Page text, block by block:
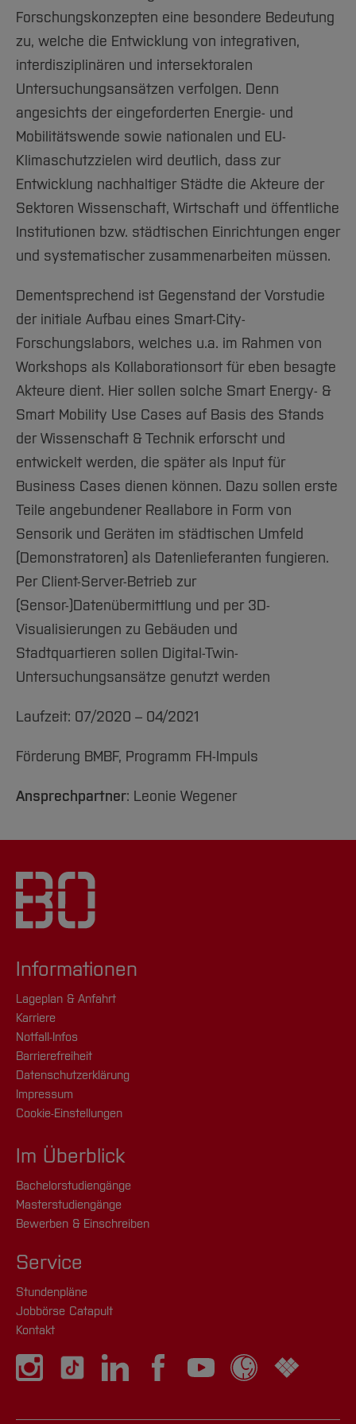
Arbeiten im FB G
Forschung und Projekte
International
Team
Service
Studiengänge
Studieninteressierte
Aktuelles
Studium
Fachgruppen
Forschung und Entwicklung
International
Team
Service
Amtliche Bekanntmachungen
Notfall-Infos
BO Shop
Familiengerechte Hochschule
Gleichstellung
Diskriminierungsfreie Hochschule
Vertretungen
Wahlen
Hochschulbibliothek
Hochschulkommunikation
International Office
Medienzentrum
qed-Stiftung
Forschungskonzepten eine besondere Bedeutung
zu, welche die Entwicklung von integrativen,
interdisziplinären und intersektoralen
Untersuchungsansätzen verfolgen. Denn
angesichts der eingeforderten Energie- und
Mobilitätswende sowie nationalen und EU-
Klimaschutzzielen wird deutlich, dass zur
Entwicklung nachhaltiger Städte die Akteure der
Sektoren Wissenschaft, Wirtschaft und öffentliche
Institutionen bzw. städtischen Einrichtungen enger
und systematischer zusammenarbeiten müssen.
Dementsprechend ist Gegenstand der Vorstudie
der initiale Aufbau eines Smart-City-
Forschungslabors, welches u.a. im Rahmen von
Workshops als Kollaborationsort für eben besagte
Akteure dient. Hier sollen solche Smart Energy- &
Smart Mobility Use Cases auf Basis des Stands
der Wissenschaft & Technik erforscht und
entwickelt werden, die später als Input für
Business Cases dienen können. Dazu sollen erste
Teile angebundener Reallabore in Form von
Sensorik und Geräten im städtischen Umfeld
(Demonstratoren) als Datenlieferanten fungieren.
Per Client-Server-Betrieb zur
(Sensor-)Datenübermittlung und per 3D-
Visualisierungen zu Gebäuden und
Stadtquartieren sollen Digital-Twin-
Untersuchungsansätze genutzt werden
Laufzeit: 07/2020 – 04/2021
Förderung BMBF, Programm FH-Impuls
Ansprechpartner: Leonie Wegener
Informationen
Lageplan & Anfahrt
Karriere
Notfall-Infos
Barrierefreiheit
Datenschutzerklärung
Impressum
Cookie-Einstellungen
Im Überblick
Bachelorstudiengänge
Masterstudiengänge
Bewerben & Einschreiben
Service
Stundenpläne
Jobbörse Catapult
Kontakt